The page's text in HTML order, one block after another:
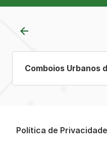
Comboios Urbanos
Política de Privacidade